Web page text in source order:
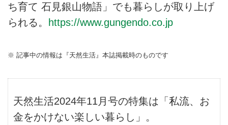
ち育て 石見銀山物語」でも暮らしが取り上げ
られる。
https://www.gungendo.co.jp
※ 記事中の情報は『天然生活』本誌掲載時のものです
天然生活2024年11月号の特集は「私流、お
金をかけない楽しい暮らし」。